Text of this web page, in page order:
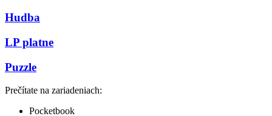
Hudba
LP platne
Puzzle
Prečítate na zariadeniach:
Pocketbook